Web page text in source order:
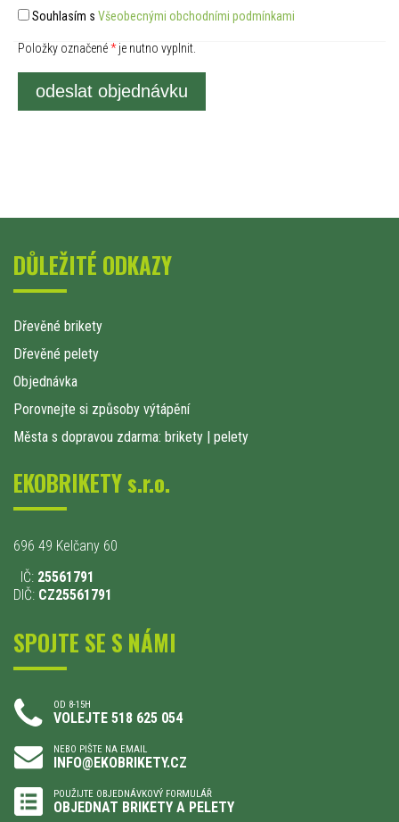
Souhlasím s Všeobecnými obchodními podmínkami
Položky označené*je nutno vyplnit.
odeslat objednávku
DŮLEŽITÉ ODKAZY
Dřevěné brikety
Dřevěné pelety
Objednávka
Porovnejte si způsoby výtápění
Města s dopravou zdarma: brikety | pelety
EKOBRIKETY s.r.o.
696 49 Kelčany 60
IČ: 25561791
DIČ: CZ25561791
SPOJTE SE S NÁMI
OD 8-15H
VOLEJTE 518 625 054
NEBO PIŠTE NA EMAIL
INFO@EKOBRIKETY.CZ
POUŽIJTE OBJEDNÁVKOVÝ FORMULÁŘ
OBJEDNAT BRIKETY A PELETY